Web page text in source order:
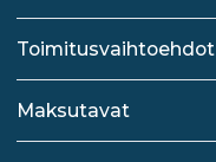
Toimitusvaihtoehdot
Maksutavat